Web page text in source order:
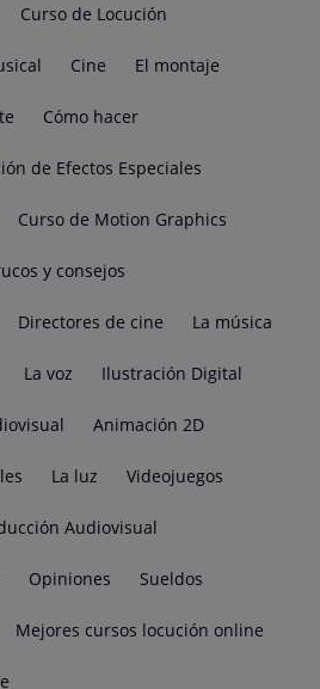
Curso de Locución
Cine El montaje
Cómo hacer
de Efectos Especiales
Curso de Motion Graphics
y consejos
Directores de cine La música
La voz Ilustración Digital
Animación 2D
La luz Videojuegos
Audiovisual
Opiniones Sueldos
Mejores cursos locución online